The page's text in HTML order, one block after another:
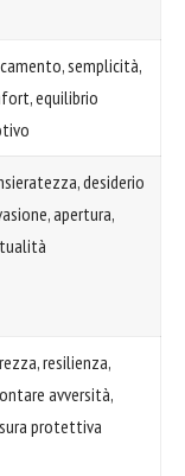
semplicità,
equilibrio
desiderio
apertura,
resilienza,
avversità,
protettiva